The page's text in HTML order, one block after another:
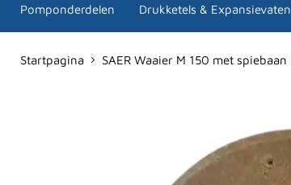
Pomponderdelen Drukketels & Expansievaten
Startpagina SAER Waaier M 150 met spiebaan